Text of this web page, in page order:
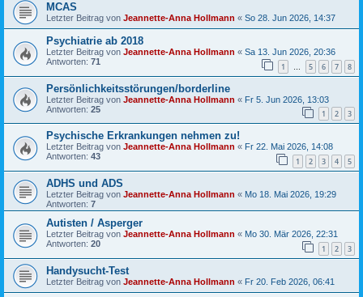
MCAS
Letzter Beitrag von Jeannette-Anna Hollmann « So 28. Jun 2026, 14:37
Psychiatrie ab 2018
Letzter Beitrag von Jeannette-Anna Hollmann « Sa 13. Jun 2026, 20:36
Antworten: 71 1 … 5 6 7 8
Persönlichkeitsstörungen/borderline
Letzter Beitrag von Jeannette-Anna Hollmann « Fr 5. Jun 2026, 13:03
Antworten: 25 1 2 3
Psychische Erkrankungen nehmen zu!
Letzter Beitrag von Jeannette-Anna Hollmann « Fr 22. Mai 2026, 14:08
Antworten: 43 1 2 3 4 5
ADHS und ADS
Letzter Beitrag von Jeannette-Anna Hollmann « Mo 18. Mai 2026, 19:29
Antworten: 7
Autisten / Asperger
Letzter Beitrag von Jeannette-Anna Hollmann « Mo 30. Mär 2026, 22:31
Antworten: 20 1 2 3
Handysucht-Test
Letzter Beitrag von Jeannette-Anna Hollmann « Fr 20. Feb 2026, 06:41